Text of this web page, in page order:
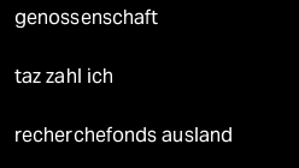
genossenschaft
taz zahl ich
recherchefonds ausland